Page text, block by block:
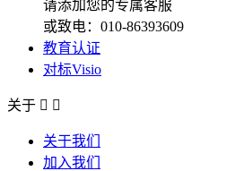
请添加您的专属客服
或致电：010-86393609
教育认证
对标Visio
关于  
关于我们
加入我们